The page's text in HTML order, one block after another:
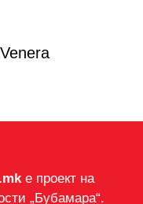
е проект на
„Бубамара“.